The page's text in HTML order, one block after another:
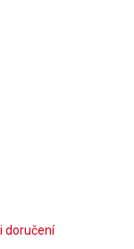
doručení